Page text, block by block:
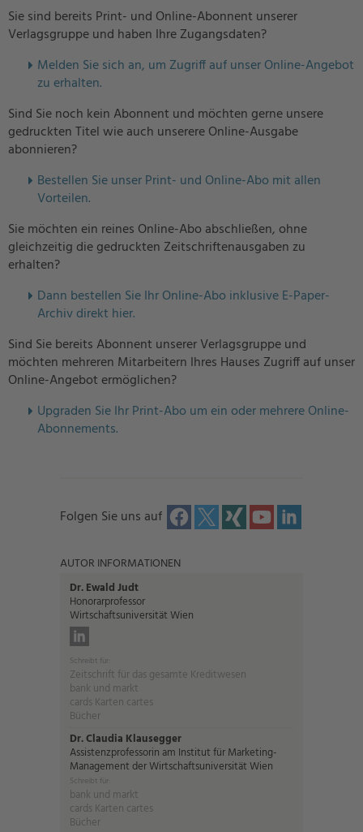
Sie sind bereits Print- und Online-Abonnent unserer
Verlagsgruppe und haben Ihre Zugangsdaten?
Melden Sie sich an, um Zugriff auf unser Online-Angebot
zu erhalten.
Sind Sie noch kein Abonnent und möchten gerne unsere
gedruckten Titel wie auch unserere Online-Ausgabe
abonnieren?
Bestellen Sie unser Print- und Online-Abo mit allen
Vorteilen.
Sie möchten ein reines Online-Abo abschließen, ohne
gleichzeitig die gedruckten Zeitschriftenausgaben zu
erhalten?
Dann bestellen Sie Ihr Online-Abo inklusive E-Paper-
Archiv direkt hier.
Sind Sie bereits Abonnent unserer Verlagsgruppe und
möchten mehreren Mitarbeitern Ihres Hauses Zugriff auf unser
Online-Angebot ermöglichen?
Upgraden Sie Ihr Print-Abo um ein oder mehrere Online-
Abonnements.
Folgen Sie uns auf
AUTOR INFORMATIONEN
Dr. Ewald Judt
Honorarprofessor
Wirtschaftsuniversität Wien
Schreibt für:
Zeitschrift für das gesamte Kreditwesen
bank und markt
cards Karten cartes
Bücher
Dr. Claudia Klausegger
Assistenzprofessorin am Institut für Marketing-
Management der Wirtschaftsuniversität Wien
Schreibt für:
bank und markt
cards Karten cartes
Bücher